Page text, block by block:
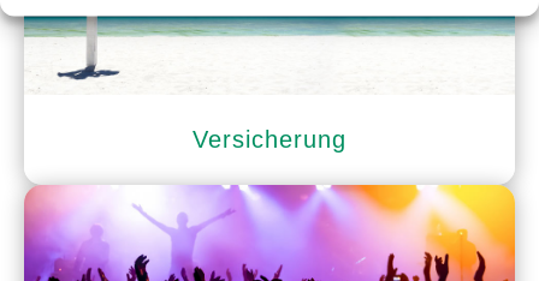
Versicherung